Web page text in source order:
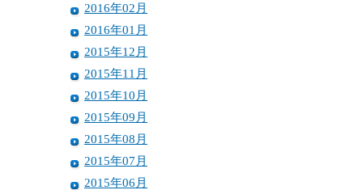
2016年02月
2016年01月
2015年12月
2015年11月
2015年10月
2015年09月
2015年08月
2015年07月
2015年06月